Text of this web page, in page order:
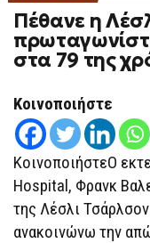
Πέθανε η
στα 79 της
Κοινοποιήστε
ΚοινοποιήστεΟ
Hospital, Φρανκ
της Λέσλι
ανακοινώνω την